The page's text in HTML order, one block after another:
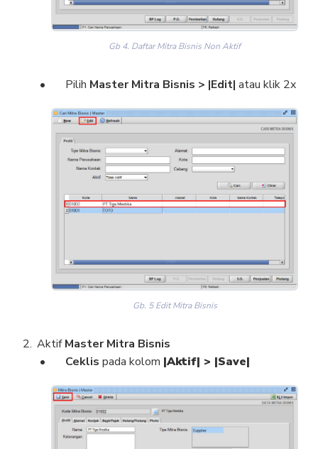
Gb 4. Daftar Mitra Bisnis Non Aktif
Pilih Master Mitra Bisnis > |Edit| atau klik 2x
Gb. 5 Edit Mitra Bisnis
AktifMaster Mitra Bisnis
Ceklis pada kolom |Aktif| > |Save|